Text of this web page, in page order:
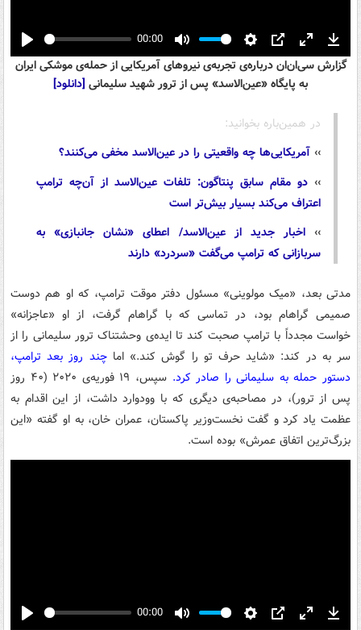
Play
00:00
Mute Settings
PIP Enter
fullscreen
گزارش سی‌ان‌ان درباره‌ی تجربه‌ی نیروهای آمریکایی از حمله‌ی موشکی ایران
به پایگاه «عین‌الاسد» پس از ترور شهید سلیمانی [دانلود]
در همین‌باره بخوانید:
›› آمریکایی‌ها چه واقعیتی را در عین‌الاسد مخفی می‌کنند؟
›› دو مقام سابق پنتاگون: تلفات عین‌الاسد از آن‌چه ترامپ
اعتراف می‌کند بسیار بیش‌تر است
›› اخبار جدید از عین‌الاسد/ اعطای «نشان جانبازی» به
سربازانی که ترامپ می‌گفت «سردرد» دارند
مدتی بعد، «میک مولوینی» مسئول دفتر موقت ترامپ، که او هم دوست
صمیمی گراهام بود، در تماسی که با گراهام گرفت، از او «عاجزانه»
خواست مجدداً با ترامپ صحبت کند تا ایده‌ی وحشتناک ترور سلیمانی را از
سر به در کند: «شاید حرف تو را گوش کند.» اماچند روز بعد ترامپ،
دستور حمله به سلیمانی را صادر کرد.
سپس، ۱۹ فوریه‌ی ۲۰۲۰ (۴۰ روز
پس از ترور)، در مصاحبه‌ی دیگری که با وودوارد داشت، از این اقدام به
عظمت یاد کرد و گفت نخست‌وزیر پاکستان، عمران خان، به او گفته «این
بزرگ‌ترین اتفاق عمرش» بوده است.
00:00